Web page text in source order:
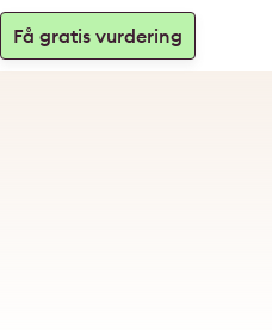
Få gratis vurdering